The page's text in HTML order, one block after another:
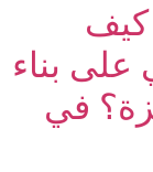
بناء
في